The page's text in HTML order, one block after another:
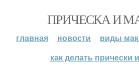
ПРИЧЕСКА И
главная новости
виды
как делать прически